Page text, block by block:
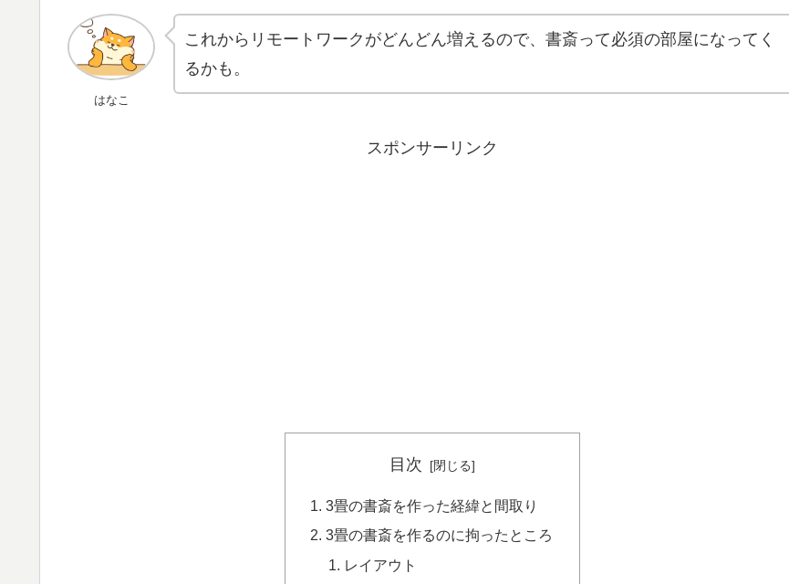
はなこ
これからリモートワークがどんどん増えるので、書斎って必須の部屋になってく
るかも。
スポンサーリンク
目次
3畳の書斎を作った経緯と間取り
3畳の書斎を作るのに拘ったところ
レイアウト